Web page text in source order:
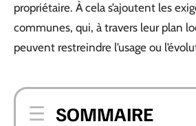
propriétaire. À cela s’ajoutent les
communes, qui, à travers leur plan
peuvent restreindre l’usage ou
SOMMAIRE